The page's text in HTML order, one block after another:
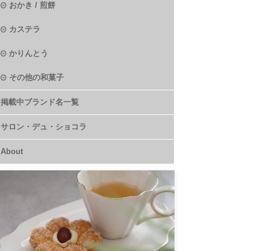
おかき / 煎餅
カステラ
かりんとう
その他の和菓子
掲載中ブランド名一覧
サロン・デュ・ショコラ
About